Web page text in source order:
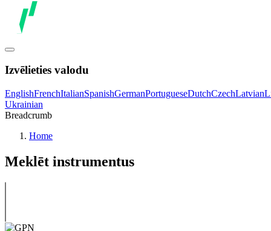
Izvēlieties valodu
EnglishFrenchItalianSpanishGermanPortugueseDutchCzechLatvian
Ukrainian
Breadcrumb
Home
Meklēt instrumentus